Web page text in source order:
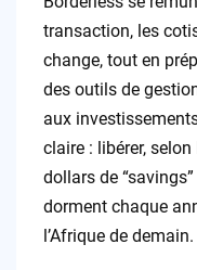
transaction, les
change, tout en
des outils de
aux
claire : libérer,
dollars de
dorment chaque
l’Afrique de demain.